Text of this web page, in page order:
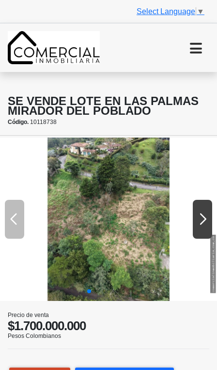
Select Language ▼
SE VENDE LOTE EN LAS PALMAS
MIRADOR DEL POBLADO
Código. 10118738
Precio de venta
$1.700.000.000
Pesos Colombianos